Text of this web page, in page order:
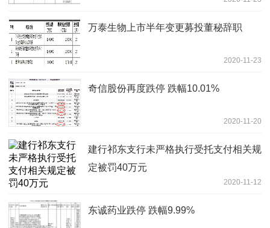
万泰生物上市半年变更募投董秘辞职
2020-11-23
奇信股份再度跌停 跌幅10.01%
2020-11-20
建行祁东支行未严格执行受托支付相关规
定被罚40万元
2020-11-12
东诚药业跌停 跌幅9.99%